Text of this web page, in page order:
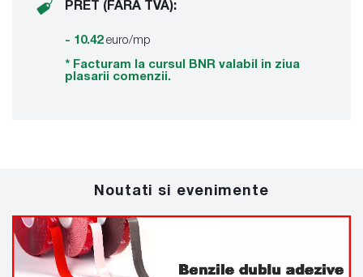
PRET (FARA TVA):
- 10.42euro/mp
* Facturam la cursul BNR valabil in ziua
plasarii comenzii.
Noutati si evenimente